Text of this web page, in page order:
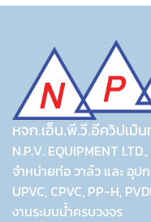
หจก.เอ็น.พี.วี.อีควิปเม้
N.P.V. EQUIPMENT
จำหน่ายท่อ วาล์ว และ อุป
UPVC, CPVC, PP-H,
งานระบบน้ำครบวงจร